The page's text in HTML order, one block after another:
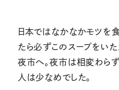
日本ではなかなかモツを
たら必ずこのスープをい
夜市へ。夜市は相変わら
人は少なめでした。